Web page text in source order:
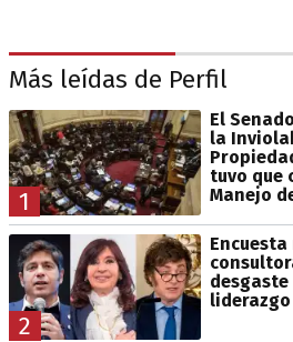
Más leídas de Perfil
1
El
la
tuvo que
Manejo
2
desgaste